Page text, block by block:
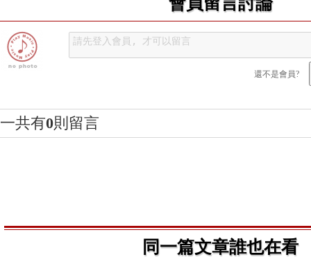
還不是會員?
一共有0則留言
同一篇文章誰也在看